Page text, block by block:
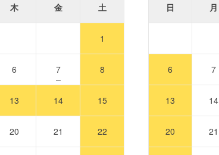
木 金 土
1
6 7 8
13 14 15
20 21 22
日 月
6 7
13 14
20 21